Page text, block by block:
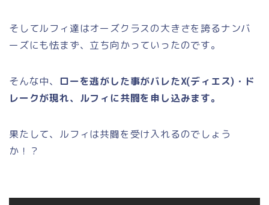
そしてルフィ達はオーズクラスの大きさを誇るナンバ
ーズにも怯まず、立ち向かっていったのです。
そんな中、 ローを逃がした事がバレたX(ディエス)・ド
レークが現れ、ルフィに共闘を申し込みます。
果たして、ルフィは共闘を受け入れるのでしょう
か！？